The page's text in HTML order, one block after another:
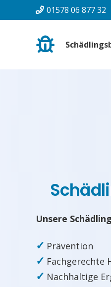
01578 06 877 32
Unsere
✓ Prävention
✓ Fachgerechte
✓ Nachhaltige